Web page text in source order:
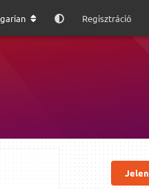
Regisztráció